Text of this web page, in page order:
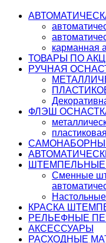
карманная
ТОВАРЫ ПО
РУЧНАЯ
ФЛЭШ
САМОНАБОРНЫЕ
Сменные
КРАСКА
РЕЛЬЕФНЫЕ
АКСЕССУАРЫ
РАСХОДНЫЕ